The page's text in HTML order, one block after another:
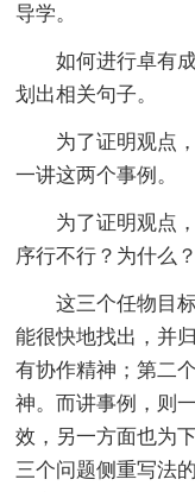
导学。
如何进行卓有
划出相关句子。
为了证明观点
一讲这两个事例。
为了证明观点
序行不行？为什么？
这三个任物目
能很快地找出，并
有协作精神；第二
神。而讲事例，则
效，另一方面也为
三个问题侧重写法